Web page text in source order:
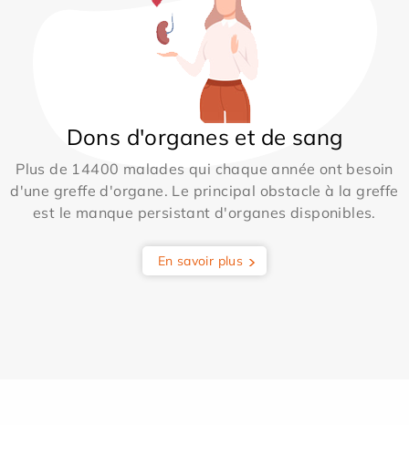
Dons d'organes et de sang
Plus de 14400 malades qui chaque année ont besoin
d'une greffe d'organe. Le principal obstacle à la greffe
est le manque persistant d'organes disponibles.
En savoir plus